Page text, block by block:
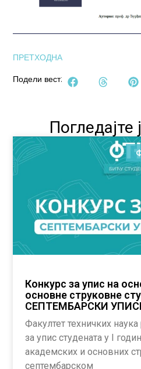
ПРЕТХОДНА
Подели вест:
Погледајте
Конкурс за упис на
основне струковне
СЕПТЕМБАРСКИ
Факултет техничких
за упис студената у I
академских и основних
септембарском